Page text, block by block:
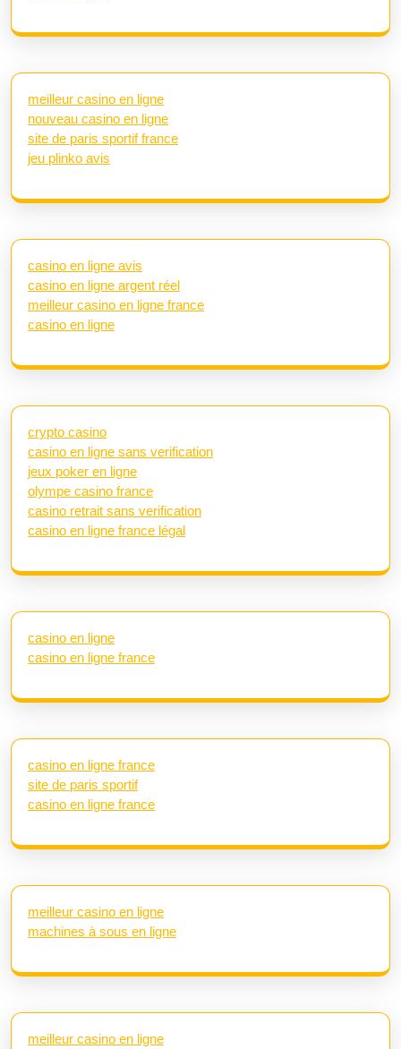
meilleur casino en ligne
nouveau casino en ligne
site de paris sportif france
jeu plinko avis
casino en ligne avis
casino en ligne argent réel
meilleur casino en ligne france
casino en ligne
crypto casino
casino en ligne sans verification
jeux poker en ligne
olympe casino france
casino retrait sans verification
casino en ligne france légal
casino en ligne
casino en ligne france
casino en ligne france
site de paris sportif
casino en ligne france
meilleur casino en ligne
machines à sous en ligne
meilleur casino en ligne